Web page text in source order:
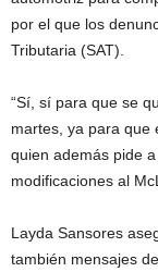
por el que los
Tributaria (SAT).
“Sí, sí para que se
martes, ya para que
quien además pide
modificaciones al
Layda Sansores
también mensajes